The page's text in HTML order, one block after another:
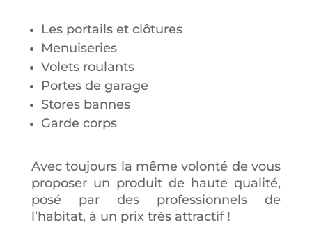
Les portails et clôtures
Menuiseries
Volets roulants
Portes de garage
Stores bannes
Garde corps
Avec toujours la même volonté de vous
proposer un produit de haute qualité,
posé par des professionnels de
l’habitat, à un prix très attractif !